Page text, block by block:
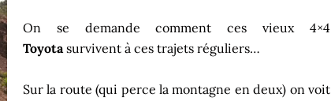
On se demande comment ces vieux 4×4
Toyotasurvivent à ces trajets réguliers…
Sur la route (qui perce la montagne en deux) on voit